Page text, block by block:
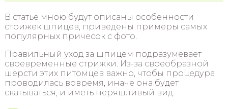
В статье мною будут описаны особенности
стрижек шпицев, приведены примеры самых
популярных причесок с фото.
Правильный уход за шпицем подразумевает
своевременные стрижки. Из-за своеобразной
шерсти этих питомцев важно, чтобы процедура
проводилась вовремя, иначе она будет
скатываться, и иметь неряшливый вид.